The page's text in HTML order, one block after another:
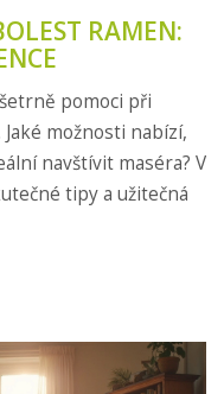
RAMEN:
pomoci při
možnosti nabízí,
navštívit maséra? V
tipy a užitečná